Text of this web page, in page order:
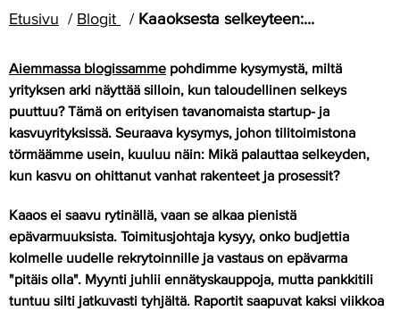
Aiemmassa blogissamme pohdimme kysymystä, miltä
yrityksen arki näyttää silloin, kun taloudellinen selkeys
puuttuu? Tämä on erityisen tavanomaista startup- ja
kasvuyrityksissä. Seuraava kysymys, johon tilitoimistona
törmäämme usein, kuuluu näin: Mikä palauttaa selkeyden,
kun kasvu on ohittanut vanhat rakenteet ja prosessit?
Kaaos ei saavu rytinällä, vaan se alkaa pienistä
epävarmuuksista. Toimitusjohtaja kysyy, onko budjettia
kolmelle uudelle rekrytoinnille ja vastaus on epävarma
"pitäis olla". Myynti juhlii ennätyskauppoja, mutta pankkitili
tuntuu silti jatkuvasti tyhjältä. Raportit saapuvat kaksi viikkoa
Etusivu Blogit Kaaoksesta selkeyteen:...